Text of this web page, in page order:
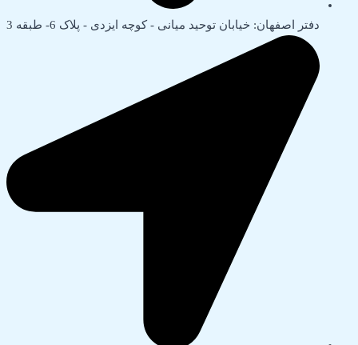
دفتر اصفهان: خیابان توحید میانی - کوچه ایزدی - پلاک 6- طبقه 3